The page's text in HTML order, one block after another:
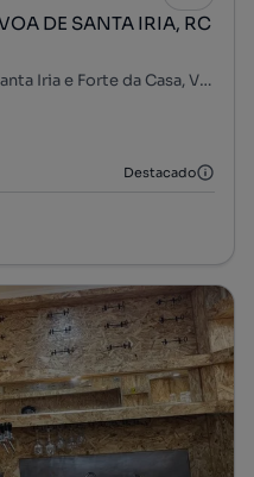
DE SANTA IRIA, RC
Póvoa de Santa Iria, Póvoa de Santa Iria e Forte da Casa, Vila Franca de Xira, Lisboa
Destacado